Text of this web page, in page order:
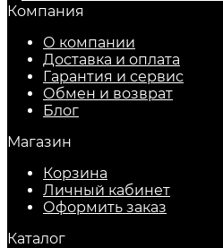
Компания
О компании
Доставка и оплата
Гарантия и сервис
Обмен и возврат
Блог
Магазин
Корзина
Личный кабинет
Оформить заказ
Каталог